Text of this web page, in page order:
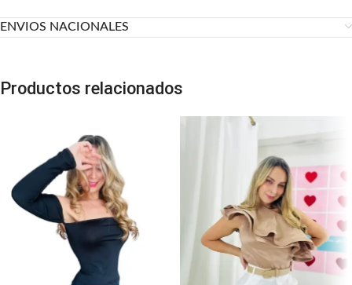
ENVIOS NACIONALES
Productos relacionados